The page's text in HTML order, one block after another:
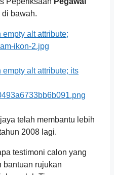
di bawah.
telah membantu lebih
2008 lagi.
testimoni calon yang
bantuan rujukan